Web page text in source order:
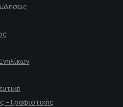
– Γραφιστικής